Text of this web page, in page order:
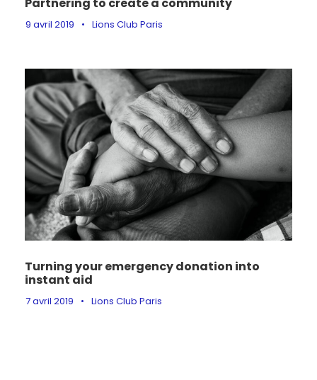
9 avril 2019 • Lions Club Paris
Turning your emergency donation into
instant aid
7 avril 2019 • Lions Club Paris